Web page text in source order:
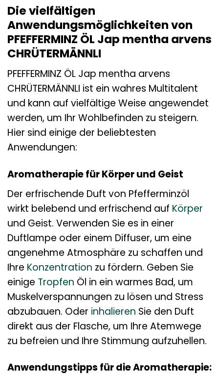
Die vielfältigen
Anwendungsmöglichkeiten von
PFEFFERMINZ ÖL Jap mentha arvens
CHRÜTERMÄNNLI
PFEFFERMINZ ÖL Jap mentha arvens
CHRÜTERMÄNNLI ist ein wahres Multitalent
und kann auf vielfältige Weise angewendet
werden, um Ihr Wohlbefinden zu steigern.
Hier sind einige der beliebtesten
Anwendungen:
Aromatherapie für Körper und Geist
Der erfrischende Duft von Pfefferminzöl
wirkt belebend und erfrischend auf Körper
und Geist. Verwenden Sie es in einer
Duftlampe oder einem Diffuser, um eine
angenehme Atmosphäre zu schaffen und
Ihre Konzentration zu fördern. Geben Sie
einige Tropfen Öl in ein warmes Bad, um
Muskelverspannungen zu lösen und Stress
abzubauen. Oder inhalieren Sie den Duft
direkt aus der Flasche, um Ihre Atemwege
zu befreien und Ihre Stimmung aufzuhellen.
Anwendungstipps für die Aromatherapie: